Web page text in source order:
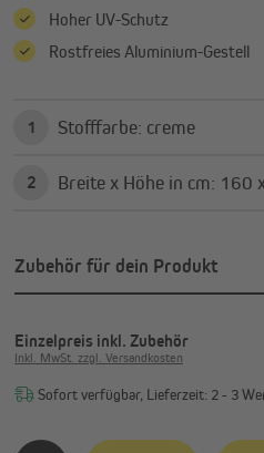
Hoher UV-Schutz
Rostfreies Aluminium-Gestell
1 Stofffarbe: creme
2 Breite x
Zubehör für dein Produkt
Einzelpreis inkl. Zubehör
Inkl. MwSt. zzgl. Versandkosten
Sofort verfügbar, Lieferzeit: 2 - 3